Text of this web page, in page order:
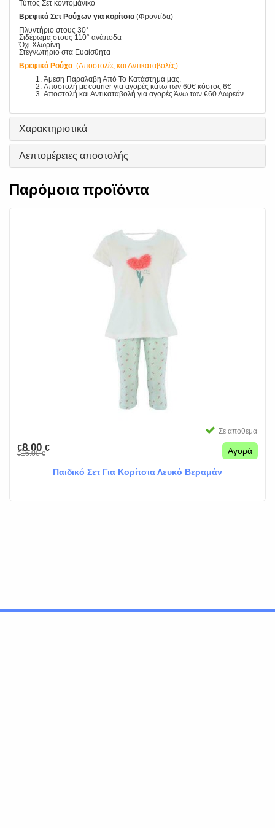
Τύπος Σετ κοντομάνικο
Βρεφικά Σετ Ρούχων για κορίτσια (Φροντίδα)
Πλυντήριο στους 30°
Σιδέρωμα στους 110° ανάποδα
Όχι Χλωρίνη
Στεγνωτήριο στα Ευαίσθητα
Βρεφικά Ρούχα. (Αποστολές και Αντικαταβολές)
Άμεση Παραλαβή Από Το Κατάστημά μας.
Αποστολή με courier για αγορές κάτω των 60€ κόστος 6€
Αποστολή και Αντικαταβολή για αγορές Άνω των €60 Δωρεάν
Χαρακτηριστικά
Λεπτομέρειες αποστολής
Παρόμοια προϊόντα
Σε απόθεμα
€8.00 €
€16.00€ Αγορά
Παιδικό Σετ Για Κορίτσια Λευκό Βεραμάν